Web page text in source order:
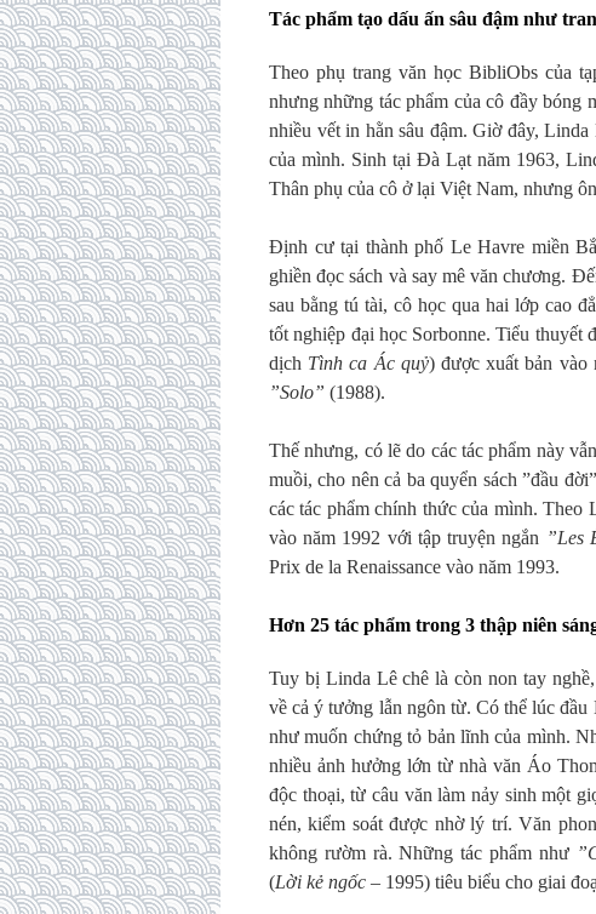
Tác phẩm tạo dấu ấn sâu đậm như
Theo phụ trang văn học BibliObs của
nhưng những tác phẩm của cô đầy bóng
nhiều vết in hằn sâu đậm. Giờ đây,
của mình. Sinh tại Đà Lạt năm 1963,
Thân phụ của cô ở lại Việt Nam, nhưng
Định cư tại thành phố Le Havre miền
ghiền đọc sách và say mê văn chương.
sau bằng tú tài, cô học qua hai lớp cao
tốt nghiệp đại học Sorbonne. Tiểu thuyết
dịch Tình ca Ác quỷ) được xuất bản vào
”Solo” (1988).
Thế nhưng, có lẽ do các tác phẩm này
muồi, cho nên cả ba quyển sách ”đầu
các tác phẩm chính thức của mình. Theo
vào năm 1992 với tập truyện ngắn ”Les
Prix de la Renaissance vào năm 1993.
Hơn 25 tác phẩm trong 3 thập niên
Tuy bị Linda Lê chê là còn non tay
về cả ý tưởng lẫn ngôn từ. Có thể lúc
như muốn chứng tỏ bản lĩnh của mình.
nhiều ảnh hưởng lớn từ nhà văn Áo
độc thoại, từ câu văn làm nảy sinh một
nén, kiểm soát được nhờ lý trí. Văn
không rườm rà. Những tác phẩm như
(Lời kẻ ngốc – 1995) tiêu biểu cho giai